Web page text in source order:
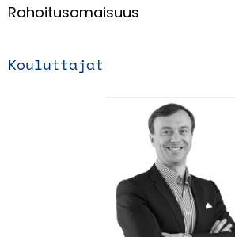
Rahoitusomaisuus
Kouluttajat